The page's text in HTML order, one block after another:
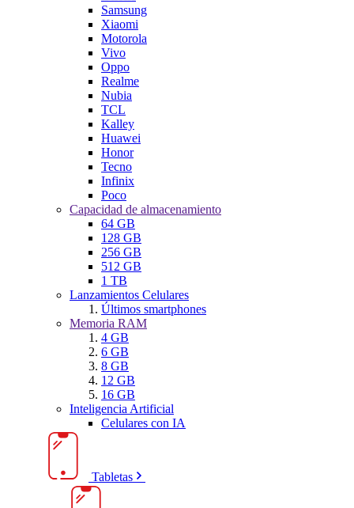
Samsung
Xiaomi
Motorola
Vivo
Oppo
Realme
Nubia
TCL
Kalley
Huawei
Honor
Tecno
Infinix
Poco
Capacidad de almacenamiento
64 GB
128 GB
256 GB
512 GB
1 TB
Lanzamientos Celulares
Últimos smartphones
Memoria RAM
4 GB
6 GB
8 GB
12 GB
16 GB
Inteligencia Artificial
Celulares con IA
Tabletas